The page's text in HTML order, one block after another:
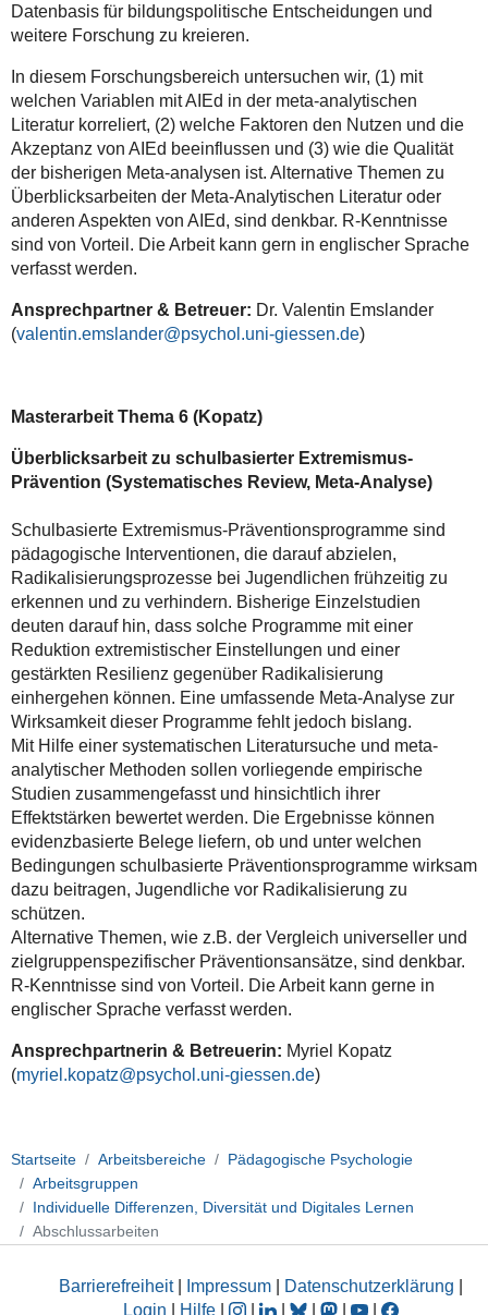
Datenbasis für bildungspolitische Entscheidungen und
weitere Forschung zu kreieren.
In diesem Forschungsbereich untersuchen wir, (1) mit
welchen Variablen mit AIEd in der meta-analytischen
Literatur korreliert, (2) welche Faktoren den Nutzen und die
Akzeptanz von AIEd beeinflussen und (3) wie die Qualität
der bisherigen Meta-analysen ist. Alternative Themen zu
Überblicksarbeiten der Meta-Analytischen Literatur oder
anderen Aspekten von AIEd, sind denkbar. R-Kenntnisse
sind von Vorteil. Die Arbeit kann gern in englischer Sprache
verfasst werden.
Ansprechpartner & Betreuer: Dr. Valentin Emslander
(valentin.emslander )
Masterarbeit Thema 6 (Kopatz)
Überblicksarbeit zu schulbasierter Extremismus-
Prävention (Systematisches Review, Meta-Analyse)
Schulbasierte Extremismus-Präventionsprogramme sind
pädagogische Interventionen, die darauf abzielen,
Radikalisierungsprozesse bei Jugendlichen frühzeitig zu
erkennen und zu verhindern. Bisherige Einzelstudien
deuten darauf hin, dass solche Programme mit einer
Reduktion extremistischer Einstellungen und einer
gestärkten Resilienz gegenüber Radikalisierung
einhergehen können. Eine umfassende Meta-Analyse zur
Wirksamkeit dieser Programme fehlt jedoch bislang.
Mit Hilfe einer systematischen Literatursuche und meta-
analytischer Methoden sollen vorliegende empirische
Studien zusammengefasst und hinsichtlich ihrer
Effektstärken bewertet werden. Die Ergebnisse können
evidenzbasierte Belege liefern, ob und unter welchen
Bedingungen schulbasierte Präventionsprogramme wirksam
dazu beitragen, Jugendliche vor Radikalisierung zu
schützen.
Alternative Themen, wie z.B. der Vergleich universeller und
zielgruppenspezifischer Präventionsansätze, sind denkbar.
R-Kenntnisse sind von Vorteil. Die Arbeit kann gerne in
englischer Sprache verfasst werden.
Ansprechpartnerin & Betreuerin: Myriel Kopatz
(myriel.kopatz )
Startseite Arbeitsbereiche
Pädagogische Psychologie
Arbeitsgruppen
Individuelle Differenzen, Diversität und Digitales Lernen
Abschlussarbeiten
Barrierefreiheit| Impressum Datenschutzerklärung
Login
Hilfe